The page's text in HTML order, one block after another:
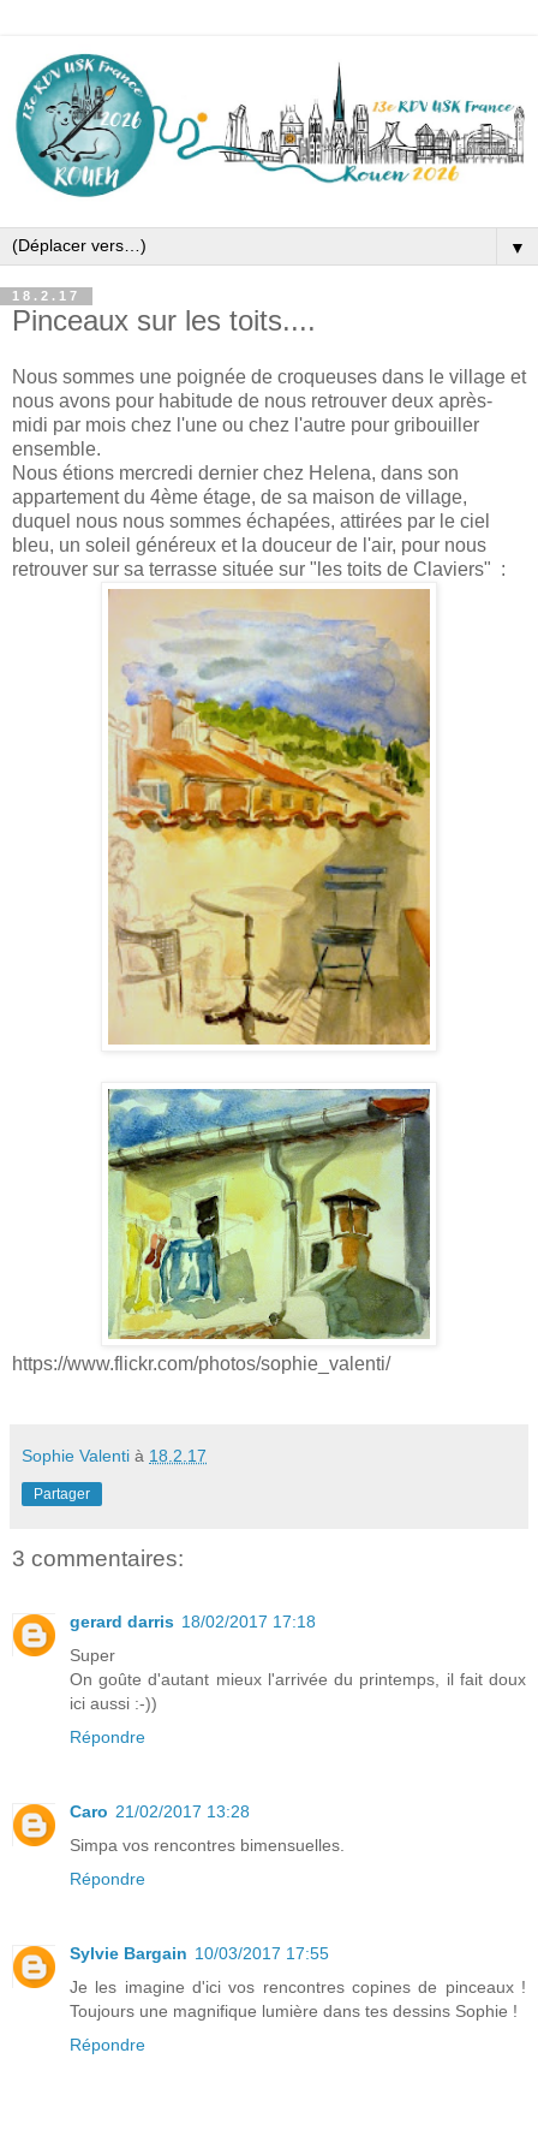
▼
18.2.17
Pinceaux sur les toits....
Nous sommes une poignée de croqueuses dans le village et
nous avons pour habitude de nous retrouver deux après-
midi par mois chez l'une ou chez l'autre pour gribouiller
ensemble.
Nous étions mercredi dernier chez Helena, dans son
appartement du 4ème étage, de sa maison de village,
duquel nous nous sommes échapées, attirées par le ciel
bleu, un soleil généreux et la douceur de l'air, pour nous
retrouver sur sa terrasse située sur "les toits de Claviers" :
https://www.flickr.com/photos/sophie_valenti/
Sophie Valenti à 18.2.17
Partager
3 commentaires:
gerard darris 18/02/2017 17:18
Super
On goûte d'autant mieux l'arrivée du printemps, il fait doux
ici aussi :-))
Répondre
Caro 21/02/2017 13:28
Simpa vos rencontres bimensuelles.
Répondre
Sylvie Bargain 10/03/2017 17:55
Je les imagine d'ici vos rencontres copines de pinceaux !
Toujours une magnifique lumière dans tes dessins Sophie !
Répondre